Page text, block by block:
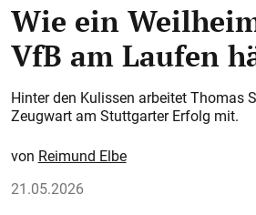
Wie ein
VfB am Laufen
Hinter den Kulissen arbeitet Thomas
Zeugwart am Stuttgarter Erfolg mit.
Reimund Elbe
21.05.2026